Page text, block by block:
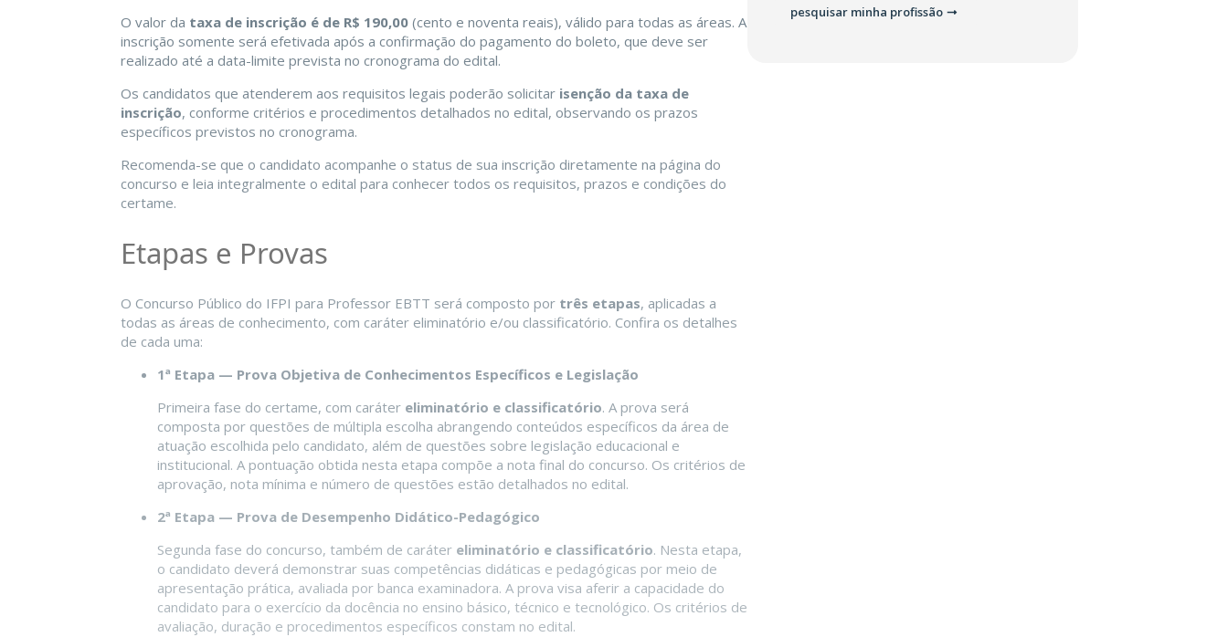
O valor da taxa de inscrição é de R$ 190,00 (cento e noventa reais), válido para todas as áreas. A
inscrição somente será efetivada após a confirmação do pagamento do boleto, que deve ser
realizado até a data-limite prevista no cronograma do edital.
Os candidatos que atenderem aos requisitos legais poderão solicitar isenção da taxa de
inscrição, conforme critérios e procedimentos detalhados no edital, observando os prazos
específicos previstos no cronograma.
Recomenda-se que o candidato acompanhe o status de sua inscrição diretamente na página do
concurso e leia integralmente o edital para conhecer todos os requisitos, prazos e condições do
certame.
Etapas e Provas
O Concurso Público do IFPI para Professor EBTT será composto por três etapas, aplicadas a
todas as áreas de conhecimento, com caráter eliminatório e/ou classificatório. Confira os detalhes
de cada uma:
1ª Etapa — Prova Objetiva de Conhecimentos Específicos e Legislação
Primeira fase do certame, com caráter eliminatório e classificatório. A prova será
composta por questões de múltipla escolha abrangendo conteúdos específicos da área de
atuação escolhida pelo candidato, além de questões sobre legislação educacional e
institucional. A pontuação obtida nesta etapa compõe a nota final do concurso. Os critérios de
aprovação, nota mínima e número de questões estão detalhados no edital.
2ª Etapa — Prova de Desempenho Didático-Pedagógico
Segunda fase do concurso, também de caráter eliminatório e classificatório. Nesta etapa,
o candidato deverá demonstrar suas competências didáticas e pedagógicas por meio de
apresentação prática, avaliada por banca examinadora. A prova visa aferir a capacidade do
candidato para o exercício da docência no ensino básico, técnico e tecnológico. Os critérios de
avaliação, duração e procedimentos específicos constam no edital.
pesquisar minha profissão